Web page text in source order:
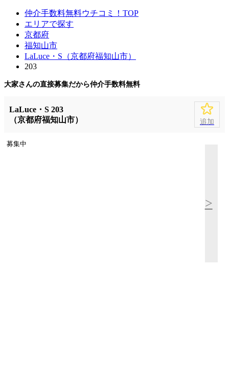
仲介手数料無料ウチコミ！TOP
エリアで探す
京都府
福知山市
LaLuce・S（京都府福知山市）
203
大家さんの直接募集だから仲介手数料無料
LaLuce・S 203
（京都府福知山市）
追加
募集中
>